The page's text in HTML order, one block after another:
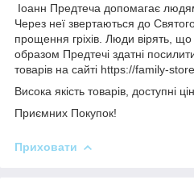
Іоанн Предтеча допомагає
Через неї звертаються до
прощення гріхів. Люди вірять,
образом Предтечі здатні
товарів на сайті https://family-
Висока якість товарів, доступні
Приємних Покупок!
Приховати